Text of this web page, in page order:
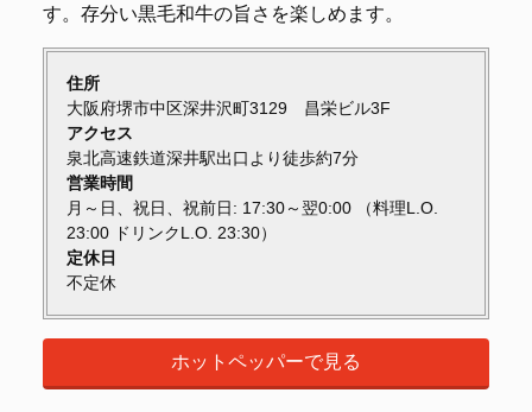
す。存分い黒毛和牛の旨さを楽しめます。
住所
大阪府堺市中区深井沢町3129 昌栄ビル3F
アクセス
泉北高速鉄道深井駅出口より徒歩約7分
営業時間
月～日、祝日、祝前日: 17:30～翌0:00 （料理L.O.
23:00 ドリンクL.O. 23:30）
定休日
不定休
ホットペッパーで見る